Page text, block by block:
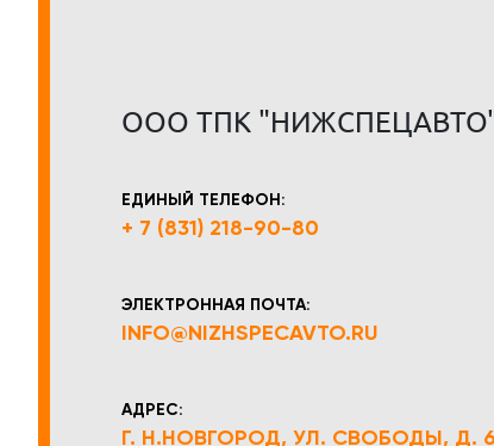
ООО ТПК
ЕДИНЫЙ ТЕЛЕФОН:
+ 7 (831) 218-90-80
ЭЛЕКТРОННАЯ ПОЧТА:
INFO@NIZHSPECAVTO.RU
АДРЕС:
Г. Н.НОВГОРОД, УЛ. СВОБОДЫ, Д.